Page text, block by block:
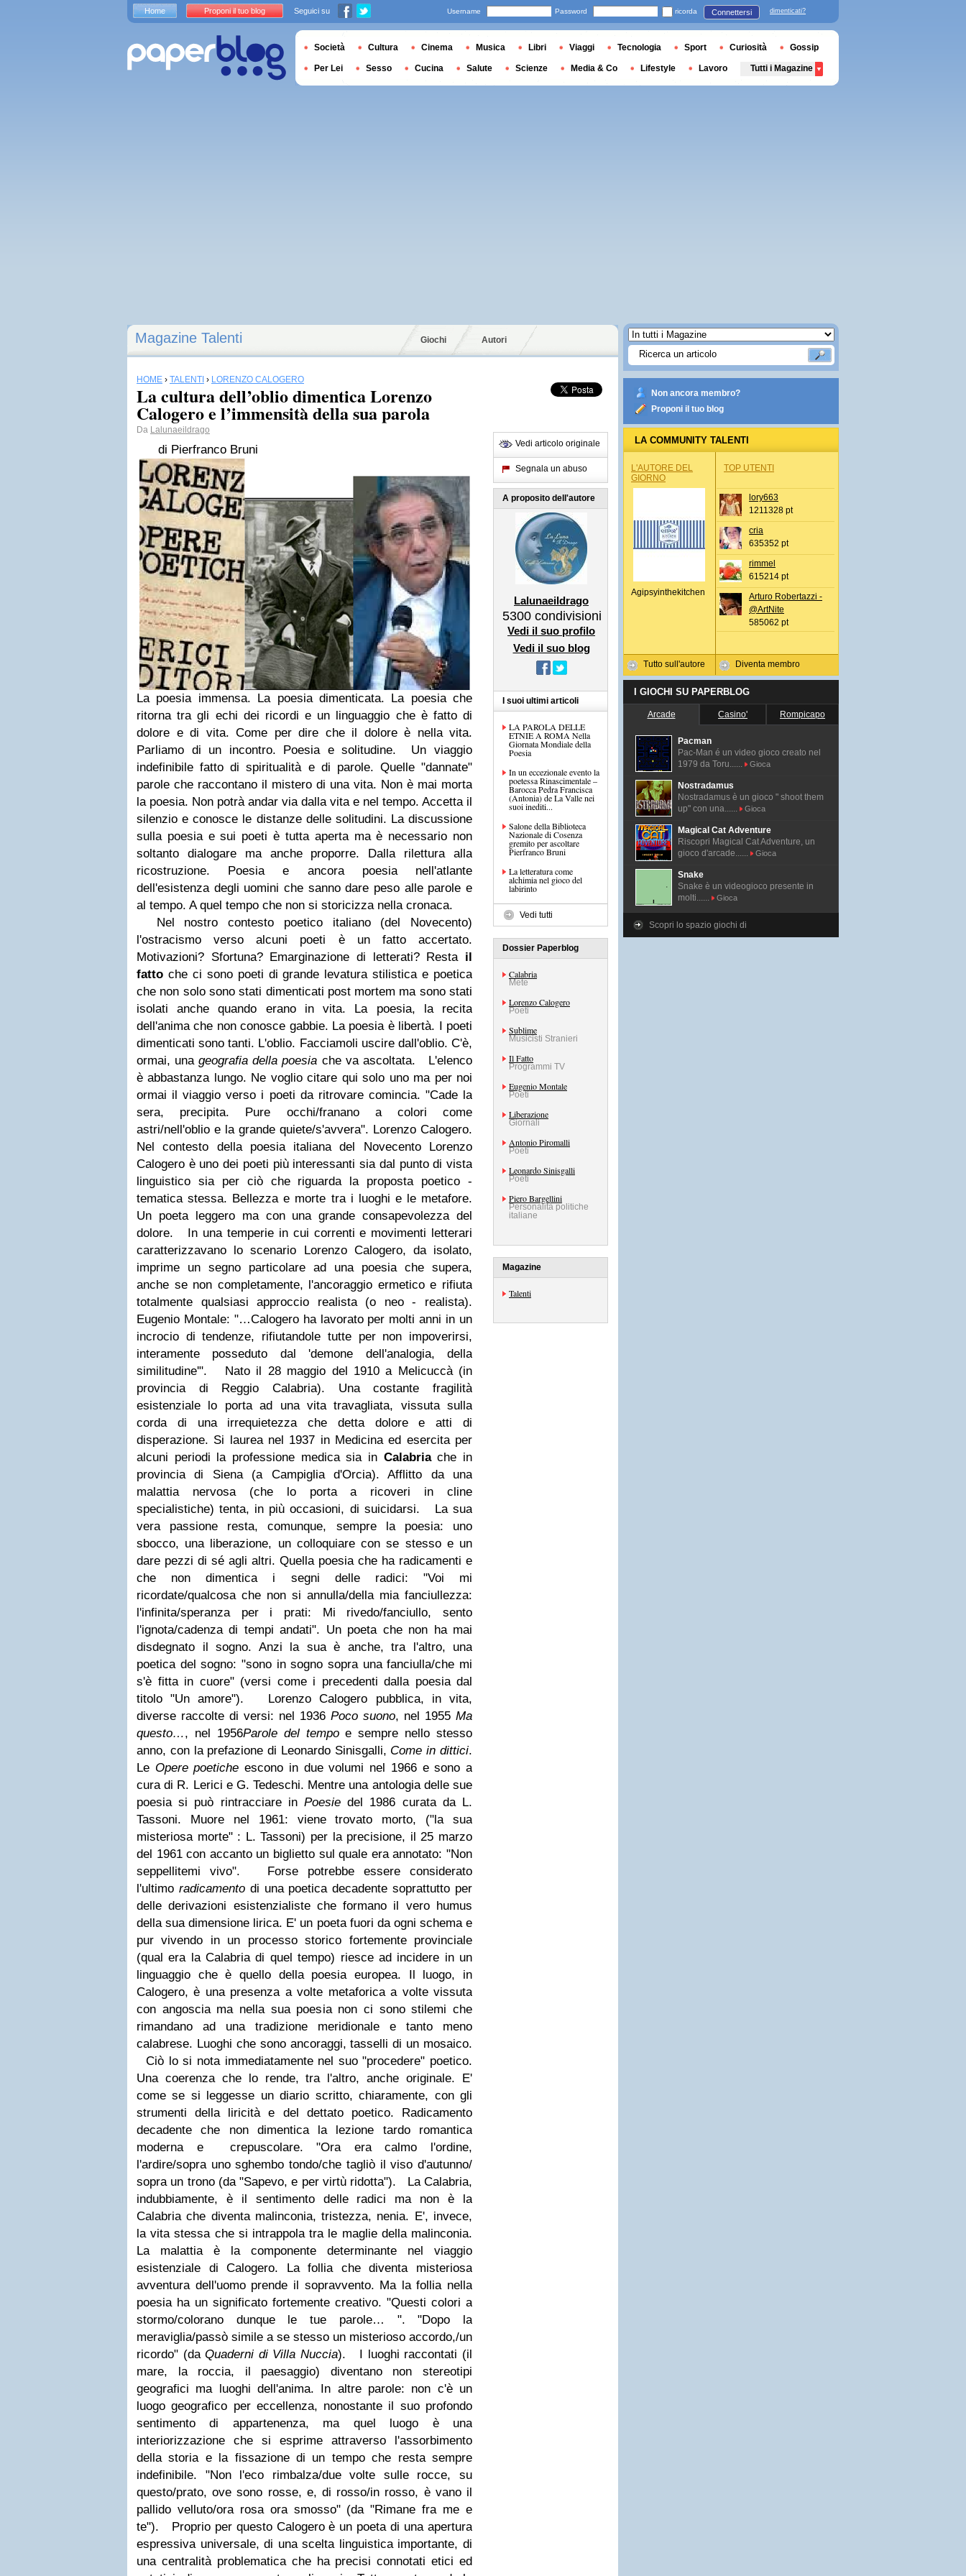
Magazine Talenti Giochi Autori
HOME › TALENTI › LORENZO CALOGERO
La cultura dell’oblio dimentica Lorenzo
Calogero e l’immensità della sua parola
Da Lalunaeildrago
di Pierfranco Bruni
La poesia immensa. La poesia dimenticata. La poesia che
ritorna tra gli echi dei ricordi e un linguaggio che è fatto di
dolore e di vita. Come per dire che il dolore è nella vita.
Parliamo di un incontro. Poesia e solitudine.
Un viaggio
indefinibile fatto di spiritualità e di parole. Quelle "dannate"
parole che raccontano il mistero di una vita. Non è mai morta
la poesia. Non potrà andar via dalla vita e nel tempo. Accetta il
silenzio e conosce le distanze delle solitudini. La discussione
sulla poesia e sui poeti è tutta aperta ma è necessario non
soltanto dialogare ma anche proporre. Dalla rilettura alla
ricostruzione. Poesia e ancora poesia nell'atlante
dell'esistenza degli uomini che sanno dare peso alle parole e
al tempo. A quel tempo che non si storicizza nella cronaca.
Nel nostro contesto poetico italiano (del Novecento)
l'ostracismo verso alcuni poeti è un fatto accertato.
Motivazioni? Sfortuna? Emarginazione di letterati? Resta il
fatto che ci sono poeti di grande levatura stilistica e poetica
che non solo sono stati dimenticati post mortem ma sono stati
isolati anche quando erano in vita. La poesia, la recita
dell'anima che non conosce gabbie. La poesia è libertà. I poeti
dimenticati sono tanti. L'oblio. Facciamoli uscire dall'oblio. C'è,
ormai, unageografia della poesia che va ascoltata.
L'elenco
è abbastanza lungo. Ne voglio citare qui solo uno ma per noi
ormai il viaggio verso i poeti da ritrovare comincia. "Cade la
sera, precipita. Pure occhi/franano a colori come
astri/nell'oblio e la grande quiete/s'avvera". Lorenzo Calogero.
Nel contesto della poesia italiana del Novecento Lorenzo
Calogero è uno dei poeti più interessanti sia dal punto di vista
linguistico sia per ciò che riguarda la proposta poetico -
tematica stessa. Bellezza e morte tra i luoghi e le metafore.
Un poeta leggero ma con una grande consapevolezza del
dolore.
In una temperie in cui correnti e movimenti letterari
caratterizzavano lo scenario Lorenzo Calogero, da isolato,
imprime un segno particolare ad una poesia che supera,
anche se non completamente, l'ancoraggio ermetico e rifiuta
totalmente qualsiasi approccio realista (o neo - realista).
Eugenio Montale: "…Calogero ha lavorato per molti anni in un
incrocio di tendenze, rifiutandole tutte per non impoverirsi,
interamente posseduto dal 'demone dell'analogia, della
similitudine'".
Nato il 28 maggio del 1910 a Melicuccà (in
provincia di Reggio Calabria). Una costante fragilità
esistenziale lo porta ad una vita travagliata, vissuta sulla
corda di una irrequietezza che detta dolore e atti di
disperazione. Si laurea nel 1937 in Medicina ed esercita per
alcuni periodi la professione medica sia in Calabriache in
provincia di Siena (a Campiglia d'Orcia). Afflitto da una
malattia nervosa (che lo porta a ricoveri in cline
specialistiche) tenta, in più occasioni, di suicidarsi.
La sua
vera passione resta, comunque, sempre la poesia: uno
sbocco, una liberazione, un colloquiare con se stesso e un
dare pezzi di sé agli altri. Quella poesia che ha radicamenti e
che non dimentica i segni delle radici: "Voi mi
ricordate/qualcosa che non si annulla/della mia fanciullezza:
l'infinita/speranza per i prati: Mi rivedo/fanciullo, sento
l'ignota/cadenza di tempi andati". Un poeta che non ha mai
disdegnato il sogno. Anzi la sua è anche, tra l'altro, una
poetica del sogno: "sono in sogno sopra una fanciulla/che mi
s'è fitta in cuore" (versi come i precedenti dalla poesia dal
titolo "Un amore").
Lorenzo Calogero pubblica, in vita,
diverse raccolte di versi: nel 1936 Poco suono, nel 1955 Ma
questo…, nel 1956Parole del tempoe sempre nello stesso
anno, con la prefazione di Leonardo Sinisgalli, Come in dittici.
Le Opere poetiche escono in due volumi nel 1966 e sono a
cura di R. Lerici e G. Tedeschi. Mentre una antologia delle sue
poesia si può rintracciare in Poesie del 1986 curata da L.
Tassoni. Muore nel 1961: viene trovato morto, ("la sua
misteriosa morte" : L. Tassoni) per la precisione, il 25 marzo
del 1961 con accanto un biglietto sul quale era annotato: "Non
seppellitemi vivo".
Forse potrebbe essere considerato
l'ultimo radicamentodi una poetica decadente soprattutto per
delle derivazioni esistenzialiste che formano il vero humus
della sua dimensione lirica. E' un poeta fuori da ogni schema e
pur vivendo in un processo storico fortemente provinciale
(qual era la Calabria di quel tempo) riesce ad incidere in un
linguaggio che è quello della poesia europea. Il luogo, in
Calogero, è una presenza a volte metaforica a volte vissuta
con angoscia ma nella sua poesia non ci sono stilemi che
rimandano ad una tradizione meridionale e tanto meno
calabrese. Luoghi che sono ancoraggi, tasselli di un mosaico.
Ciò lo si nota immediatamente nel suo "procedere" poetico.
Una coerenza che lo rende, tra l'altro, anche originale. E'
come se si leggesse un diario scritto, chiaramente, con gli
strumenti della liricità e del dettato poetico. Radicamento
decadente che non dimentica la lezione tardo romantica
moderna e crepuscolare. "Ora era calmo l'ordine,
l'ardire/sopra uno sghembo tondo/che tagliò il viso d'autunno/
sopra un trono (da "Sapevo, e per virtù ridotta").
La Calabria,
indubbiamente, è il sentimento delle radici ma non è la
Calabria che diventa malinconia, tristezza, nenia. E', invece,
la vita stessa che si intrappola tra le maglie della malinconia.
La malattia è la componente determinante nel viaggio
esistenziale di Calogero. La follia che diventa misteriosa
avventura dell'uomo prende il sopravvento. Ma la follia nella
poesia ha un significato fortemente creativo. "Questi colori a
stormo/colorano dunque le tue parole… ". "Dopo la
meraviglia/passò simile a se stesso un misterioso accordo,/un
ricordo" (daQuaderni di Villa Nuccia).
I luoghi raccontati (il
mare, la roccia, il paesaggio) diventano non stereotipi
geografici ma luoghi dell'anima. In altre parole: non c'è un
luogo geografico per eccellenza, nonostante il suo profondo
sentimento di appartenenza, ma quel luogo è una
interiorizzazione che si esprime attraverso l'assorbimento
della storia e la fissazione di un tempo che resta sempre
indefinibile. "Non l'eco rimbalza/due volte sulle rocce, su
questo/prato, ove sono rosse, e, di rosso/in rosso, è vano il
pallido velluto/ora rosa ora smosso" (da "Rimane fra me e
te").
Proprio per questo Calogero è un poeta di una apertura
espressiva universale, di una scelta linguistica importante, di
una centralità problematica che ha precisi connotati etici ed
Vedi articolo originale
Segnala un abuso
A proposito dell'autore
Lalunaeildrago
5300 condivisioni
Vedi il suo profilo
Vedi il suo blog
I suoi ultimi articoli
LA PAROLA DELLE
ETNIE A ROMA Nella
Giornata Mondiale della
Poesia
In un eccezionale evento la
poetessa Rinascimentale –
Barocca Pedra Francisca
(Antonia) de La Valle nei
suoi inediti...
Salone della Biblioteca
Nazionale di Cosenza
gremito per ascoltare
Pierfranco Bruni
La letteratura come
alchimia nel gioco del
labirinto
Vedi tutti
Dossier Paperblog
Calabria
Mete
Lorenzo Calogero
Poeti
Sublime
Musicisti Stranieri
Il Fatto
Programmi TV
Eugenio Montale
Poeti
Liberazione
Giornali
Antonio Piromalli
Poeti
Leonardo Sinisgalli
Poeti
Piero Bargellini
Personalità politiche
italiane
Magazine
Talenti
Non ancora membro?
Proponi il tuo blog
LA COMMUNITY TALENTI
L'AUTORE DEL
GIORNO
Agipsyinthekitchen
Tutto sull'autore
TOP UTENTI
lory663
1211328 pt
cria
635352 pt
rimmel
615214 pt
Arturo Robertazzi -
@ArtNite
585062 pt
Diventa membro
I GIOCHI SU PAPERBLOG
Arcade Casino' Rompicapo
Pacman
Pac-Man é un video gioco creato nel
1979 da Toru......
Gioca
Nostradamus
Nostradamus è un gioco " shoot them
up" con una......
Gioca
Magical Cat Adventure
Riscopri Magical Cat Adventure, un
gioco d'arcade......
Gioca
Snake
Snake è un videogioco presente in
molti......
Gioca
Scopri lo spazio giochi di
Home Proponi il tuo blog Seguici su Username Password ricorda Connettersi dimenticati?
Società Cultura Cinema Musica Libri Viaggi Tecnologia Sport Curiosità Gossip
Per Lei Sesso Cucina Salute Scienze Media & Co Lifestyle Lavoro Tutti i Magazine